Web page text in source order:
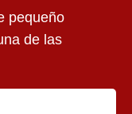
pequeño
de las